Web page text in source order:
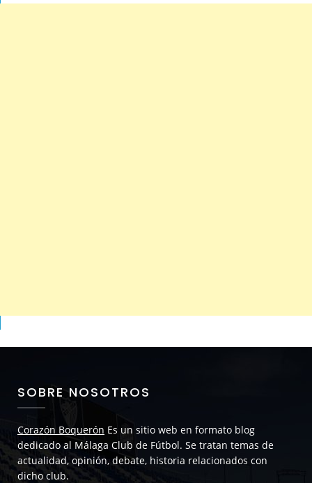
SOBRE NOSOTROS
Corazón Boquerón Es un sitio web en formato blog
dedicado al Málaga Club de Fútbol. Se tratan temas de
actualidad, opinión, debate, historia relacionados con
dicho club.